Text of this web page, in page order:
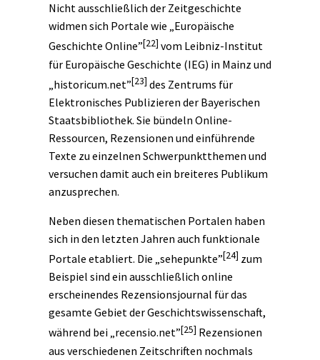
Nicht ausschließlich der Zeitgeschichte
widmen sich Portale wie „Europäische
Geschichte Online”[22] vom Leibniz-Institut
für Europäische Geschichte (IEG) in Mainz und
„historicum.net”[23] des Zentrums für
Elektronisches Publizieren der Bayerischen
Staatsbibliothek. Sie bündeln Online-
Ressourcen, Rezensionen und einführende
Texte zu einzelnen Schwerpunktthemen und
versuchen damit auch ein breiteres Publikum
anzusprechen.
Neben diesen thematischen Portalen haben
sich in den letzten Jahren auch funktionale
Portale etabliert. Die „sehepunkte”[24] zum
Beispiel sind ein ausschließlich online
erscheinendes Rezensionsjournal für das
gesamte Gebiet der Geschichtswissenschaft,
während bei „recensio.net”[25] Rezensionen
aus verschiedenen Zeitschriften nochmals